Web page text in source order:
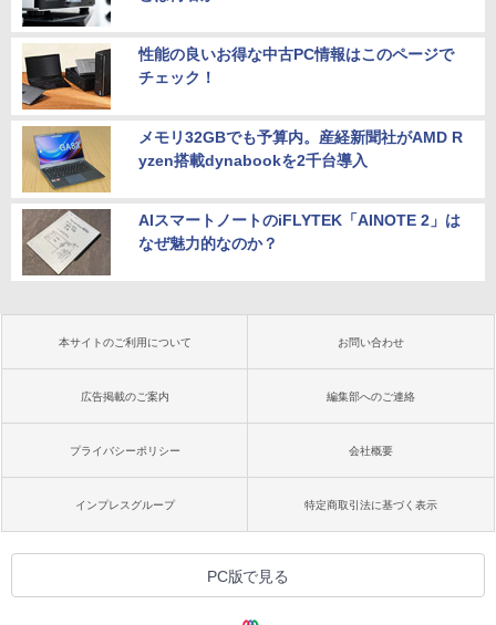
性能の良いお得な中古PC情報はこのページで
チェック！
メモリ32GBでも予算内。産経新聞社がAMD R
yzen搭載dynabookを2千台導入
AIスマートノートのiFLYTEK「AINOTE 2」は
なぜ魅力的なのか？
本サイトのご利用について お問い合わせ
広告掲載のご案内 編集部へのご連絡
プライバシーポリシー 会社概要
インプレスグループ 特定商取引法に基づく表示
PC版で見る